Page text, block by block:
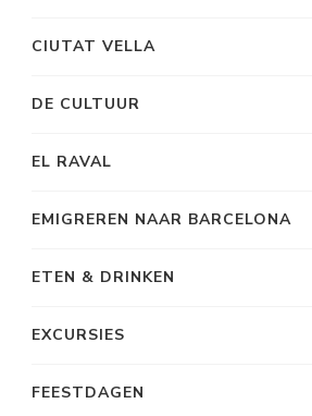
CIUTAT VELLA
DE CULTUUR
EL RAVAL
EMIGREREN NAAR BARCELONA
ETEN & DRINKEN
EXCURSIES
FEESTDAGEN